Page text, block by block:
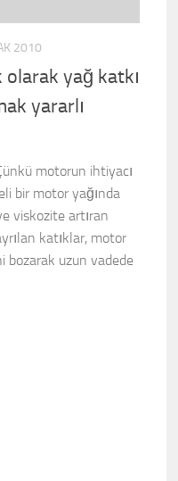
2010
yağ katkı
yararlı
motorun ihtiyacı
bir motor yağında
viskozite artıran
katıklar, motor
bozarak uzun vadede